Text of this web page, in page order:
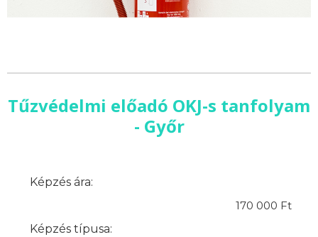
Tűzvédelmi előadó OKJ-s tanfolyam
- Győr
Képzés ára:
170 000 Ft
Képzés típusa: